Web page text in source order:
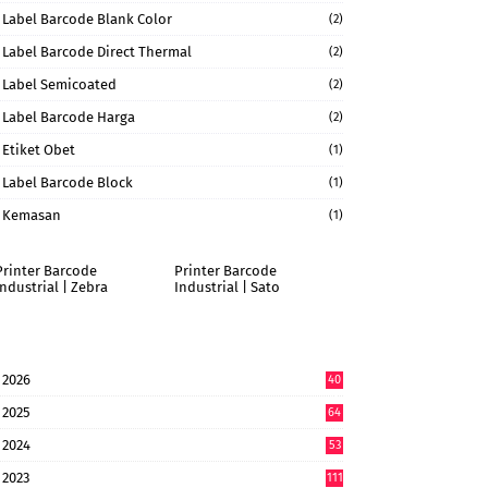
Label Barcode Blank Color (2)
Label Barcode Direct Thermal (2)
Label Semicoated (2)
Label Barcode Harga (2)
Etiket Obet (1)
Label Barcode Block (1)
Kemasan (1)
Barcode
| Zebra
Printer Barcode
Industrial | Sato
2026
40
2025
64
2024
53
2023 111